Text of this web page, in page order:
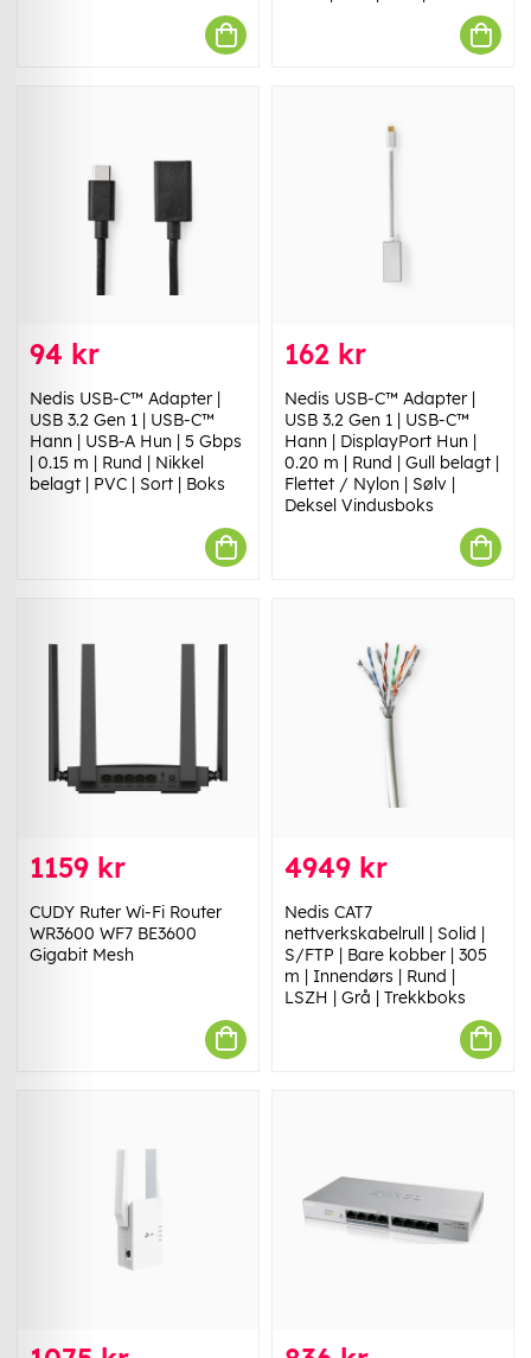
94 kr
Nedis USB-C™ Adapter |
USB 3.2 Gen 1 | USB-C™
Hann | USB-A Hun | 5 Gbps
| 0.15 m | Rund | Nikkel
belagt | PVC | Sort | Boks
162 kr
Nedis USB-C™ Adapter |
USB 3.2 Gen 1 | USB-C™
Hann | DisplayPort Hun |
0.20 m | Rund | Gull belagt |
Flettet / Nylon | Sølv |
Deksel Vindusboks
1159 kr
CUDY Ruter Wi-Fi Router
WR3600 WF7 BE3600
Gigabit Mesh
4949 kr
Nedis CAT7
nettverkskabelrull | Solid |
S/FTP | Bare kobber | 305
m | Innendørs | Rund |
LSZH | Grå | Trekkboks